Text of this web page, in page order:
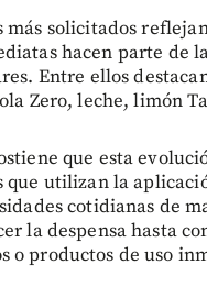
más solicitados
hacen parte de
Entre ellos
Zero, leche, limón
que esta
que utilizan la
cotidianas de
la despensa hasta
o productos de uso